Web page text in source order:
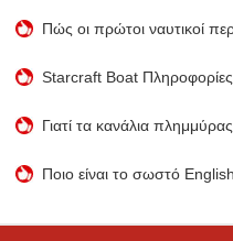
Πώς οι πρώτοι ναυτικοί
Starcraft Boat Πληροφορίες
Γιατί τα κανάλια
Ποιο είναι το σωστό